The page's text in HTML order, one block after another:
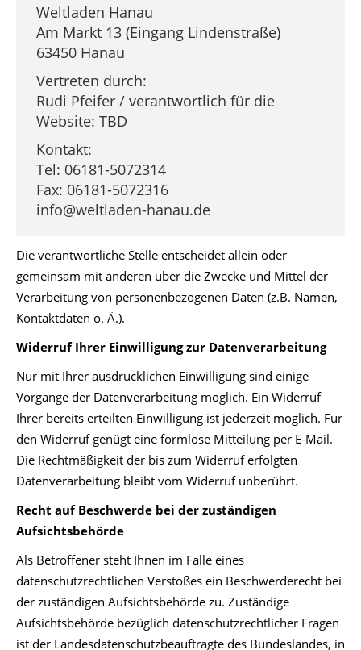
Weltladen Hanau
Am Markt 13 (Eingang Lindenstraße)
63450 Hanau
Vertreten durch:
Rudi Pfeifer / verantwortlich für die
Website: TBD
Kontakt:
Tel: 06181-5072314
Fax: 06181-5072316
info@weltladen-hanau.de
Die verantwortliche Stelle entscheidet allein oder
gemeinsam mit anderen über die Zwecke und Mittel der
Verarbeitung von personenbezogenen Daten (z.B. Namen,
Kontaktdaten o. Ä.).
Widerruf Ihrer Einwilligung zur Datenverarbeitung
Nur mit Ihrer ausdrücklichen Einwilligung sind einige
Vorgänge der Datenverarbeitung möglich. Ein Widerruf
Ihrer bereits erteilten Einwilligung ist jederzeit möglich. Für
den Widerruf genügt eine formlose Mitteilung per E-Mail.
Die Rechtmäßigkeit der bis zum Widerruf erfolgten
Datenverarbeitung bleibt vom Widerruf unberührt.
Recht auf Beschwerde bei der zuständigen
Aufsichtsbehörde
Als Betroffener steht Ihnen im Falle eines
datenschutzrechtlichen Verstoßes ein Beschwerderecht bei
der zuständigen Aufsichtsbehörde zu. Zuständige
Aufsichtsbehörde bezüglich datenschutzrechtlicher Fragen
ist der Landesdatenschutzbeauftragte des Bundeslandes, in